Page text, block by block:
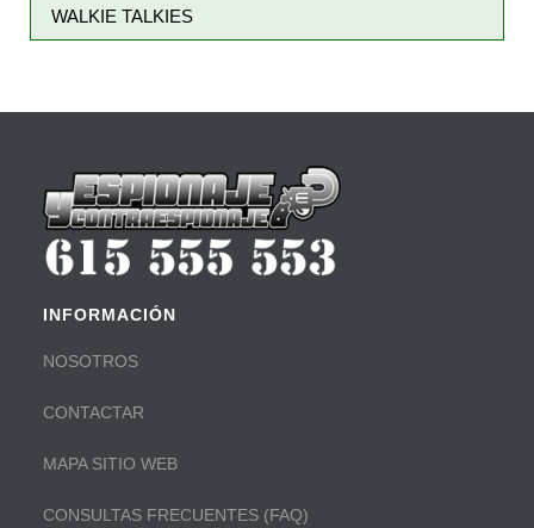
WALKIE TALKIES
INFORMACIÓN
NOSOTROS
CONTACTAR
MAPA SITIO WEB
CONSULTAS FRECUENTES (FAQ)